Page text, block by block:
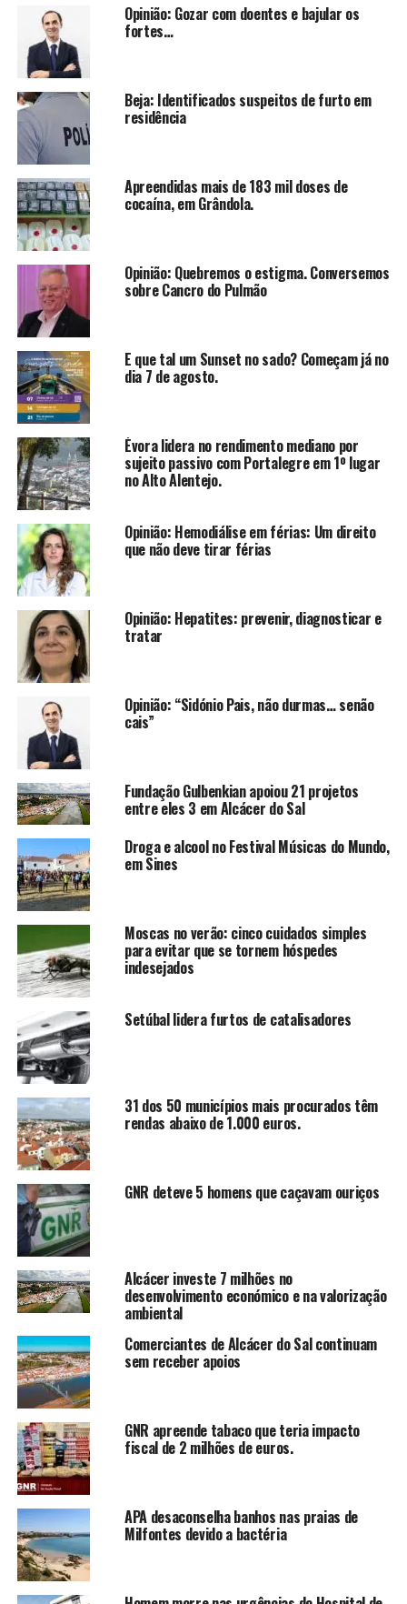
Opinião: Gozar com doentes e bajular os
fortes…
Beja: Identificados suspeitos de furto em
residência
Apreendidas mais de 183 mil doses de
cocaína, em Grândola.
Opinião: Quebremos o estigma. Conversemos
sobre Cancro do Pulmão
E que tal um Sunset no sado? Começam já no
dia 7 de agosto.
Évora lidera no rendimento mediano por
sujeito passivo com Portalegre em 1º lugar
no Alto Alentejo.
Opinião: Hemodiálise em férias: Um direito
que não deve tirar férias
Opinião: Hepatites: prevenir, diagnosticar e
tratar
Opinião: “Sidónio Pais, não durmas… senão
cais”
Fundação Gulbenkian apoiou 21 projetos
entre eles 3 em Alcácer do Sal
Droga e alcool no Festival Músicas do Mundo,
em Sines
Moscas no verão: cinco cuidados simples
para evitar que se tornem hóspedes
indesejados
Setúbal lidera furtos de catalisadores
31 dos 50 municípios mais procurados têm
rendas abaixo de 1.000 euros.
GNR deteve 5 homens que caçavam ouriços
Alcácer investe 7 milhões no
desenvolvimento económico e na valorização
ambiental
Comerciantes de Alcácer do Sal continuam
sem receber apoios
GNR apreende tabaco que teria impacto
fiscal de 2 milhões de euros.
APA desaconselha banhos nas praias de
Milfontes devido a bactéria